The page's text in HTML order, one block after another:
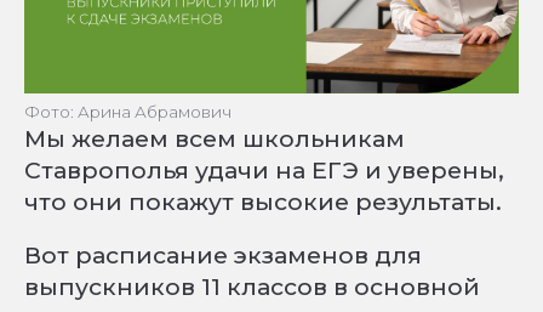
Фото: Арина Абрамович
Мы желаем всем школьникам
Ставрополья удачи на ЕГЭ и уверены,
что они покажут высокие результаты.
Вот расписание экзаменов для
выпускников 11 классов в основной